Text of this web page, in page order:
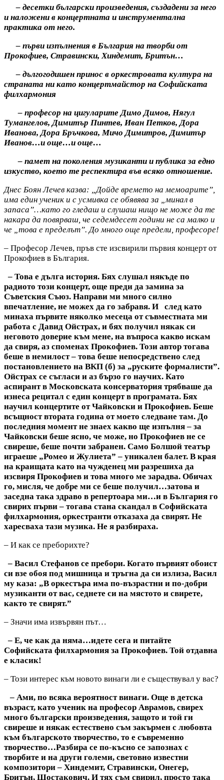
– десетки български произведения, създадени за него
и наложени в концертната и инструментална
практика от него.
– първи изпълнения в България на творби от
Прокофиев, Стравински, Хиндемит, Бритън…
– дългогодишен принос в оркестровата култура на
страната ни като концертмайстор на Софийската
филхармония
– професор на цигуларите Димо Димов, Нягул
Тумангелов, Димитър Пинтев, Иван Петков, Дора
Иванова, Дора Бръчкова, Мичо Димитров, Димитър
Иванов…и още…и още…
– памет на поколения музиканти и публика за едно
изкуство, което те респектира във всяко отношение.
Днес Боян Лечев казва: „Дойде времето на мемоарите”,
има един ученик и с усмивка се обявява за „минал в
запаса”…като го гледаш и слушаш нищо не може да те
накара да повярваш, че седемдесет години не са малко и
че „това е пределът”. До много още предели, професоре!
– Професор Лечев, пръв сте изсвирили първия концерт от
Прокофиев в България.
– Това е дълга история. Бях слушал някъде по
радиото този концерт, още преди да замина за
Съветския Съюз. Направи ми много силно
впечатление, не можех да го забравя. И след като
минаха първите няколко месеца от съвместната ми
работа с Давид Ойстрах, и бях получил някак си
неговото доверие към мене, на въпроса какво искам
да свиря, аз споменах Прокофиев. Този автор тогава
беше в немилост – това беше непосредствено след
постановлението на ВКП (б) за „руските формалисти”.
Ойстрах се съгласи и аз бързо го научих. Като
аспирант в Московската консерватория трябваше да
изнеса рецитал с един концерт в програмата. Бях
научил концертите от Чайковски и Прокофиев. Беше
всъщност втората година от моето следване там. До
последния момент не знаех какво ще изпълня – за
Чайковски беше ясно, че може, но Прокофиев не се
свиреше, беше почти забранен. Само Болшой театър
играеше „Ромео и Жулиета” – уникален балет. В края
на краищата като на чужденец ми разрешиха да
изсвиря Прокофиев и това много ме зарадва. Обичах
го, мисля, че добре ми се беше получил…затова и
заседна така здраво в репертоара ми…и в България го
свирих първи – тогава стана скандал в Софийската
филхармония, оркестранти отказаха да свирят. Не
харесваха тази музика. Не я разбираха.
– И как се преборихте?
– Васил Стефанов се пребори. Когато първият обоист
си взе обоя под мишница и тръгна да си излиза, Васил
му каза: „В оркестъра има по-възрастни и по-добри
музиканти от вас, седнете си на мястото и свирете,
както те свирят.”
– Значи има извървян път…
– Е, че как да няма…идете сега и питайте
Софийската филхармония за Прокофиев. Той отдавна
е класик!
– Този интерес към новото винаги ли е съществувал у вас?
– Ами, по всяка вероятност винаги. Още в детска
възраст, като ученик на професор Аврамов, свирех
много български произведения, защото и той ги
свиреше и някак естествено съм закърмен с любовта
към българското творчество, то е съвременно
творчество…Разбира се по-късно се запознах с
творбите и на други големи, световно известни
композитори – Хиндемит, Стравински, Онегер,
Бритън, Шостакович. И тях съм свирил, просто така